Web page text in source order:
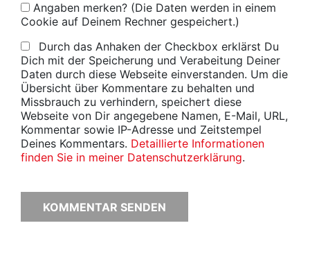
Angaben merken? (Die Daten werden in einem
Cookie auf Deinem Rechner gespeichert.)
Durch das Anhaken der Checkbox erklärst Du
Dich mit der Speicherung und Verabeitung Deiner
Daten durch diese Webseite einverstanden. Um die
Übersicht über Kommentare zu behalten und
Missbrauch zu verhindern, speichert diese
Webseite von Dir angegebene Namen, E-Mail, URL,
Kommentar sowie IP-Adresse und Zeitstempel
Deines Kommentars. Detaillierte Informationen
finden Sie in meiner Datenschutzerklärung.